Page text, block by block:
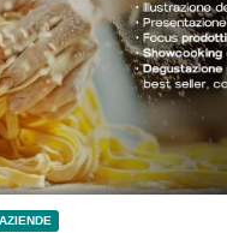
AZIENDE